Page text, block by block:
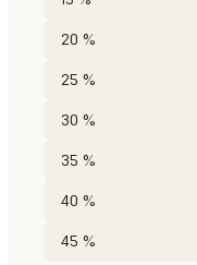
20 %
25 %
30 %
35 %
40 %
45 %